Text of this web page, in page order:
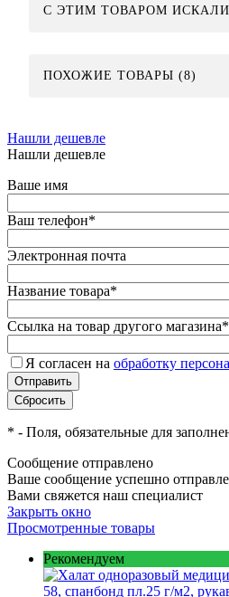
C ЭТИМ ТОВАРОМ ИСКАЛИ
ПОХОЖИЕ ТОВАРЫ (8)
Нашли дешевле
Нашли дешевле
Ваше имя
Ваш телефон*
Электронная почта
Название товара*
Ссылка на товар другого магазина*
Я согласен на обработку
* - Поля, обязательные для
Сообщение отправлено
Ваше сообщение успешно
Вами свяжется наш специалист
Закрыть окно
Просмотренные товары
Рекомендуем